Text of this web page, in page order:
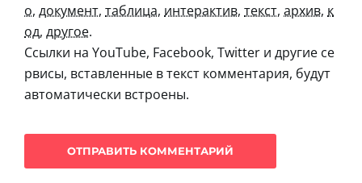
о, документ, таблица, интерактив, текст, архив, к
од, другое.
Ссылки на YouTube, Facebook, Twitter и другие се
рвисы, вставленные в текст комментария, будут
автоматически встроены.